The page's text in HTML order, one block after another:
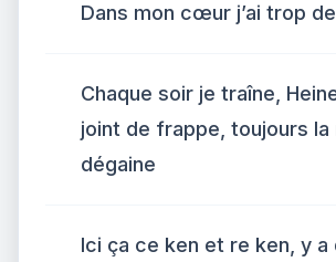
Dans mon cœur j’ai trop
Chaque soir je traîne,
joint de frappe, toujours la
dégaine
Ici ça ce ken et re ken, y a